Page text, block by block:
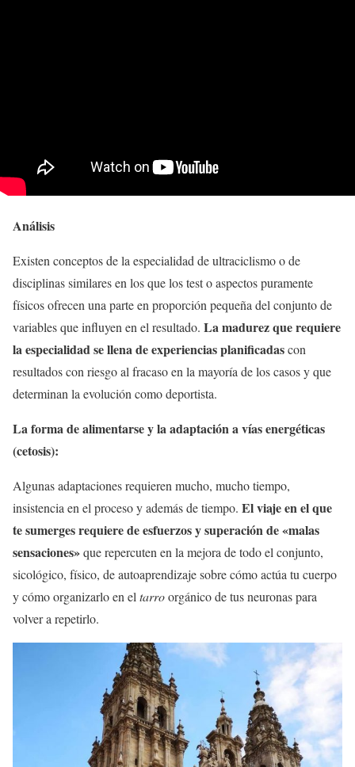
Análisis
Existen conceptos de la especialidad de ultraciclismo o de
disciplinas similares en los que los test o aspectos puramente
físicos ofrecen una parte en proporción pequeña del conjunto de
variables que influyen en el resultado. La madurez que requiere
la especialidad se llena de experiencias planificadascon
resultados con riesgo al fracaso en la mayoría de los casos y que
determinan la evolución como deportista.
La forma de alimentarse y la adaptación a vías energéticas
(cetosis):
Algunas adaptaciones requieren mucho, mucho tiempo,
insistencia en el proceso y además de tiempo. El viaje en el que
te sumerges requiere de esfuerzos y superación de «malas
sensaciones»que repercuten en la mejora de todo el conjunto,
sicológico, físico, de autoaprendizaje sobre cómo actúa tu cuerpo
y cómo organizarlo en el tarroorgánico de tus neuronas para
volver a repetirlo.